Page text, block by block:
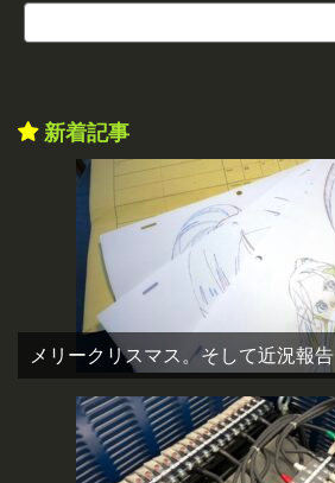
新着記事
メリークリスマス。そして近況報告